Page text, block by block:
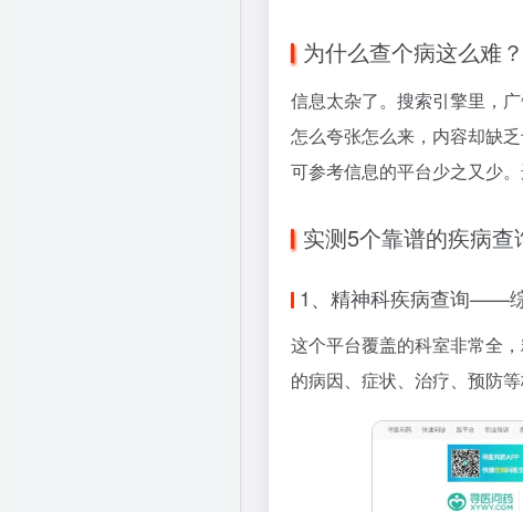
为什么查个病这么难？
信息太杂了。搜索引擎里，
怎么夸张怎么来，内容却缺
可参考信息的平台少之又少
实测5个靠谱的疾病查
1、精神科疾病查询——
这个平台覆盖的科室非常全
的病因、症状、治疗、预防